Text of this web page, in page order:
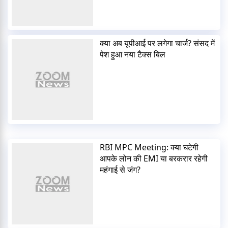
क्या अब यूपीआई पर लगेगा चार्ज? संसद में
पेश हुआ नया टैक्स बिल
RBI MPC Meeting: क्या घटेगी
आपके लोन की EMI या बरकरार रहेगी
महंगाई से जंग?